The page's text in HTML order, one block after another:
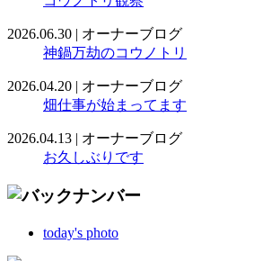
2026.06.30 | オーナーブログ
神鍋万劫のコウノトリ
2026.04.20 | オーナーブログ
畑仕事が始まってます
2026.04.13 | オーナーブログ
お久しぶりです
today's photo